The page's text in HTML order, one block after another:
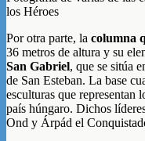
los Héroes
Por otra parte, la columna
36 metros de altura y su
San Gabriel, que se sitúa
de San Esteban. La base
esculturas que representan
país húngaro. Dichos
Ond y Árpád el